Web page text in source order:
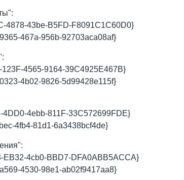
4878-43be-B5FD-F8091C1C60D0}
467a-956b-92703aca08af}
4565-9164-39C4925E467B}
4b02-9826-5d99428e115f}
4DD0-4ebb-811F-33C572699FDE}
4fb4-81d1-6a3438bcf4de}
EB32-4cb0-BBD7-DFA0ABB5ACCA}
4530-98e1-ab02f9417aa8}